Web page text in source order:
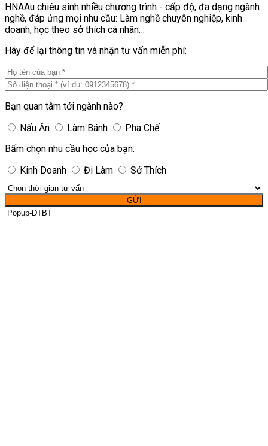
HNAAu chiêu sinh nhiều chương trình - cấp độ, đa dạng ngành
nghề, đáp ứng mọi nhu cầu: Làm nghề chuyên nghiệp, kinh
doanh, học theo sở thích cá nhân…
Hãy để lại thông tin và nhận tư vấn miễn phí:
Bạn quan tâm tới ngành nào?
Nấu Ăn
Làm Bánh
Pha Chế
Bấm chọn nhu cầu học của bạn:
Kinh Doanh
Đi Làm Sở Thích
GỬI